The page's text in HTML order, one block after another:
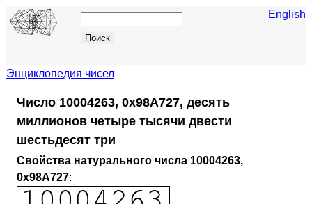
English
Энциклопедия чисел
Число 10004263, 0x98A727, десять
миллионов четыре тысячи двести
шестьдесят три
Свойства натурального числа 10004263,
0x98A727: